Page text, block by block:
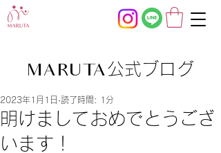
MARUTA公式ブログ
明けましておめでとうござ
います！
2023年1月1日 読了時間: 1分